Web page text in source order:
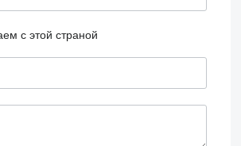
с этой страной